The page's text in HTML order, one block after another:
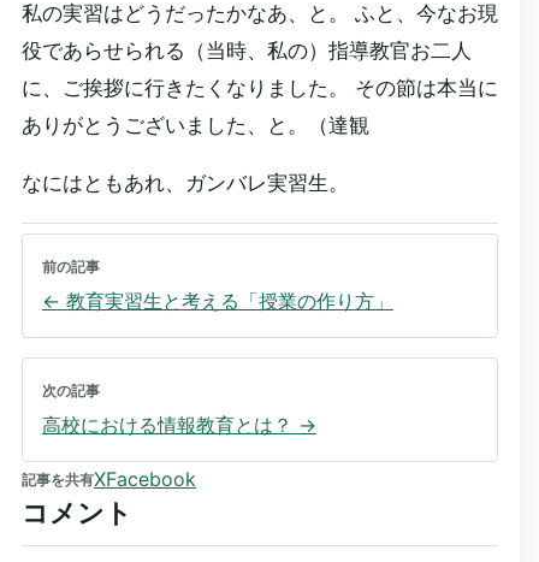
私の実習はどうだったかなあ、と。 ふと、今なお現
役であらせられる（当時、私の）指導教官お二人
に、ご挨拶に行きたくなりました。 その節は本当に
ありがとうございました、と。（達観
なにはともあれ、ガンバレ実習生。
前の記事
← 教育実習生と考える「授業の作り方」
次の記事
高校における情報教育とは？ →
記事を共有XFacebook
コメント